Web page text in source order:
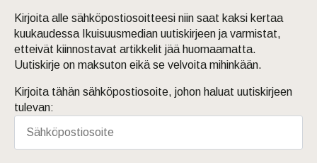
Kirjoita alle sähköpostiosoitteesi niin saat kaksi kertaa
kuukaudessa Ikuisuusmedian uutiskirjeen ja varmistat,
etteivät kiinnostavat artikkelit jää huomaamatta.
Uutiskirje on maksuton eikä se velvoita mihinkään.
Kirjoita tähän sähköpostiosoite, johon haluat uutiskirjeen
tulevan: